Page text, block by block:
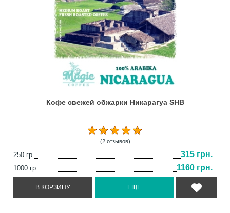
Кофе свежей обжарки Никарагуа SHB
(2 отзывов)
250 гр. 315 грн.
1000 гр. 1160 грн.